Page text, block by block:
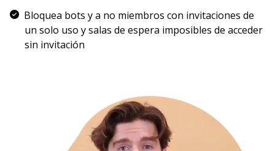
Bloquea bots y a no miembros con invitaciones de
un solo uso y salas de espera imposibles de acceder
sin invitación